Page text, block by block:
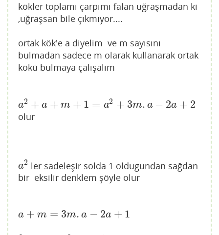
kökler toplamı çarpımı falan uğraşmadan ki
,uğraşsan bile çıkmıyor....
ortak kök'e a diyelim ve m sayısını
bulmadan sadece m olarak kullanarak ortak
kökü bulmaya çalışalım
a2 + a + m + 1 = a2 + 3m. a − 2a + 2
a2 +a+m+1 =a 2+3m.a −2a +2
olur
a2
a2 ler sadeleşir solda 1 oldugundan sağdan
bir eksilir denklem şöyle olur
a + m = 3m. a − 2a + 1
a+m =3m.a −2a+ 1